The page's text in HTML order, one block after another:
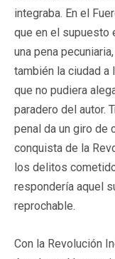
integraba. En el
que en el supuesto
una pena
también la ciudad a
que no pudiera
paradero del autor.
penal da un giro de
conquista de la
los delitos
respondería aquel
reprochable.
Con la Revolución